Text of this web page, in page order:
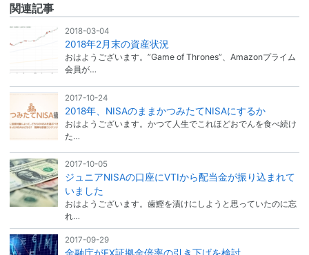
関連記事
2018-03-04
2018年2月末の資産状況
おはようございます。”Game of Thrones”、Amazonプライム
会員が…
2017-10-24
2018年、NISAのままかつみたてNISAにするか
おはようございます。かつて人生でこれほどおでんを食べ続け
た…
2017-10-05
ジュニアNISAの口座にVTIから配当金が振り込まれて
いました
おはようございます。歯鰹を漬けにしようと思っていたのに忘
れ…
2017-09-29